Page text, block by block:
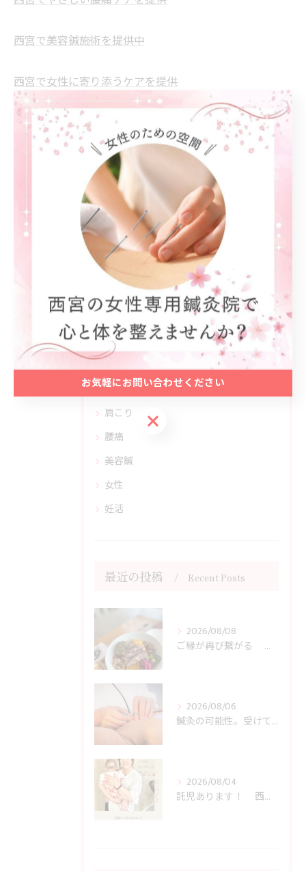
西宮で美容鍼施術を提供中
西宮で女性に寄り添うケアを提供
西宮でやさしい妊活ケアを提供
--------------------------------------------------------------------
肩こり 美容鍼 女性 妊活
一覧に戻る 次のページ >
カテゴリー Categories
全てのカテゴリー
肩こり
腰痛
美容鍼
女性
妊活
最近の投稿 Recent Posts
2026/08/08
ご縁が再び繋がる 西宮市の女性専門鍼灸院JJ夙川はり灸院
2026/08/06
鍼灸の可能性。受けてみない手はない！？ 西宮市の女性専門鍼灸院JJ夙川はり灸院
2026/08/04
託児あります！ 西宮市の女性専門鍼灸院JJ夙川はり灸院
お気軽にお問い合わせください
お気軽にお問い合わせください